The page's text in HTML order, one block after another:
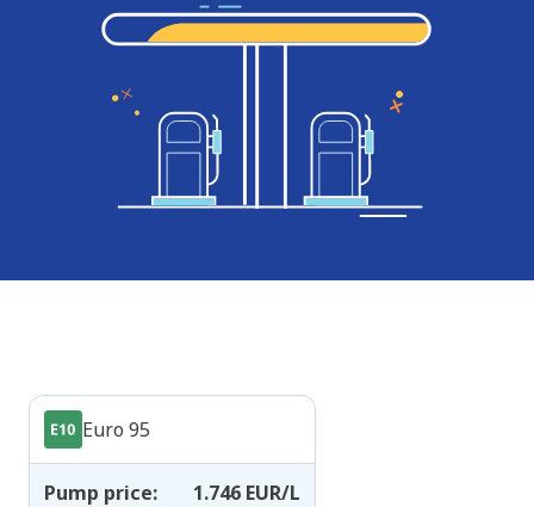
Euro 95
Pump price: 1.746 EUR/L